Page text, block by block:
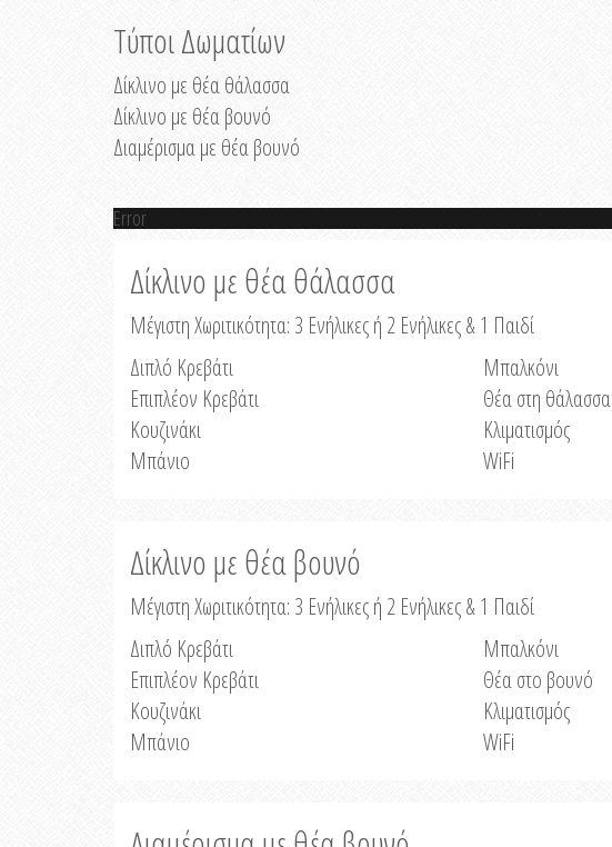
Τύποι Δωματίων
Δίκλινο με θέα θάλασσα
Δίκλινο με θέα βουνό
Διαμέρισμα με θέα βουνό
Error
Δίκλινο με θέα θάλασσα
Μέγιστη Χωριτικότητα: 3 Ενήλικες ή 2 Ενήλικες & 1 Παιδί
Διπλό Κρεβάτι
Επιπλέον Κρεβάτι
Κουζινάκι
Μπάνιο
Μπαλκόνι
Θέα στη θάλασσα
Κλιματισμός
WiFi
Δίκλινο με θέα βουνό
Μέγιστη Χωριτικότητα: 3 Ενήλικες ή 2 Ενήλικες & 1 Παιδί
Διπλό Κρεβάτι
Επιπλέον Κρεβάτι
Κουζινάκι
Μπάνιο
Μπαλκόνι
Θέα στο βουνό
Κλιματισμός
WiFi